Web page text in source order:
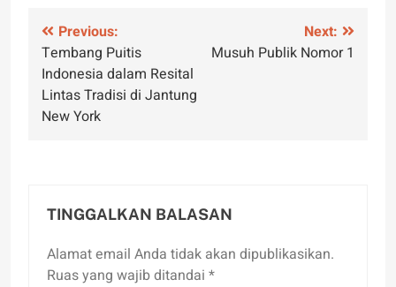
Navigasi
pos
Previous:
Tembang Puitis
Indonesia dalam Resital
Lintas Tradisi di Jantung
New York
Next:
Musuh Publik Nomor 1
TINGGALKAN BALASAN
Alamat email Anda tidak akan dipublikasikan.
Ruas yang wajib ditandai *